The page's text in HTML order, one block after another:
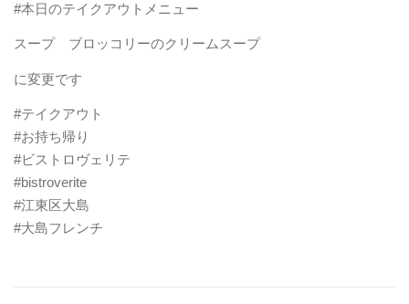
#本日のテイクアウトメニュー
スープ ブロッコリーのクリームスープ
に変更です
#テイクアウト
#お持ち帰り
#ビストロヴェリテ
#bistroverite
#江東区大島
#大島フレンチ